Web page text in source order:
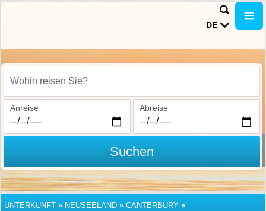
DE
Wohin reisen Sie?
Anreise Abreise
Suchen
UNTERKUNFT » NEUSEELAND » CANTERBURY »